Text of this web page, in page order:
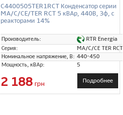
C4400505TER1RCT Конденсатор серии
MA/C/CE/TER RCT 5 кВАр, 440В, 3ф, с
реакторами 14%
Производитель:
RTR Energia
Серия:
MA/C/CE TER RCT
Номинальное напряжение, В: 440-450
Мощность, кВАр:
5
2 188 грн Подробнее